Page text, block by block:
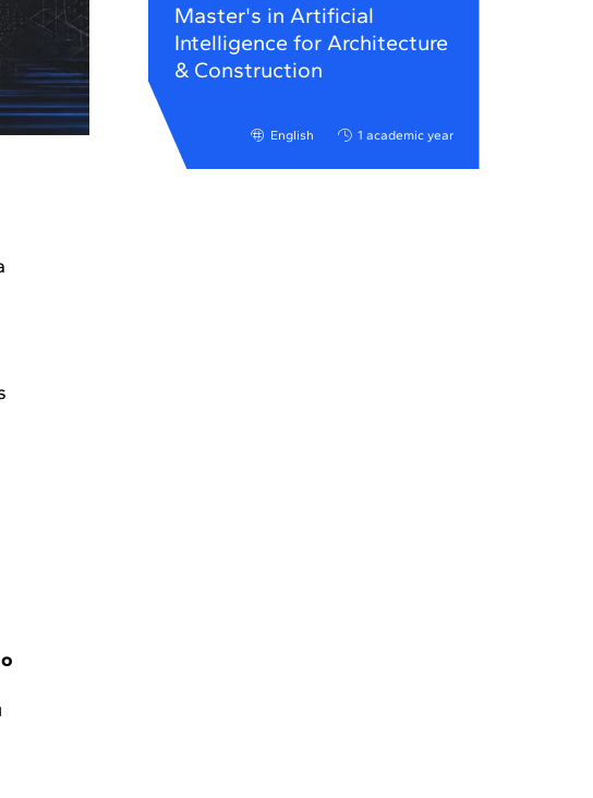
Master's in Artificial
Intelligence for Architecture
& Construction
English 1 academic year